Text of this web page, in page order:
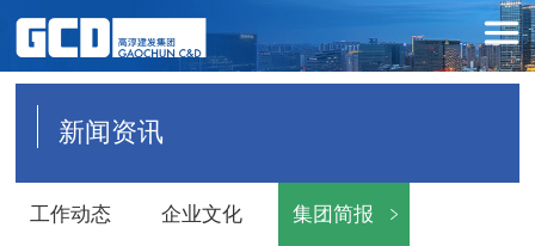
新闻资讯
工作动态 企业文化 集团简报